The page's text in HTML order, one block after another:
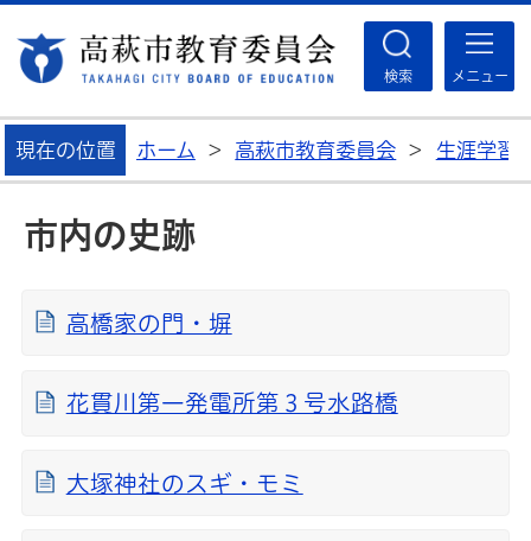
検索 メニュー
現在の位置 ホーム > 高萩市教育委員会 > 生涯学習
市内の史跡
高橋家の門・塀
花貫川第一発電所第３号水路橋
大塚神社のスギ・モミ